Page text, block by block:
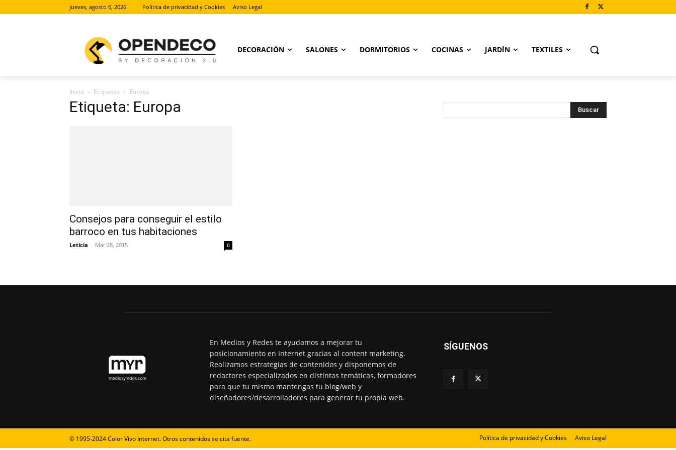
jueves, agosto 6, 2026 Política de privacidad y Cookies Aviso Legal
DECORACIÓN SALONES DORMITORIOS COCINAS JARDÍN TEXTILES
Inicio Etiquetas Europa
Etiqueta: Europa
Consejos para conseguir el estilo
barroco en tus habitaciones
Leticia - Mar 28, 2015 0
En Medios y Redes te ayudamos a mejorar tu
posicionamiento en Internet gracias al content marketing.
Realizamos estrategias de contenidos y disponemos de
redactores especializados en distintas temáticas, formadores
para que tu mismo mantengas tu blog/web y
diseñadores/desarrolladores para generar tu propia web.
SÍGUENOS
© 1995-2024 Color Vivo Internet. Otros contenidos se cita fuente. Política de privacidad y Cookies Aviso Legal